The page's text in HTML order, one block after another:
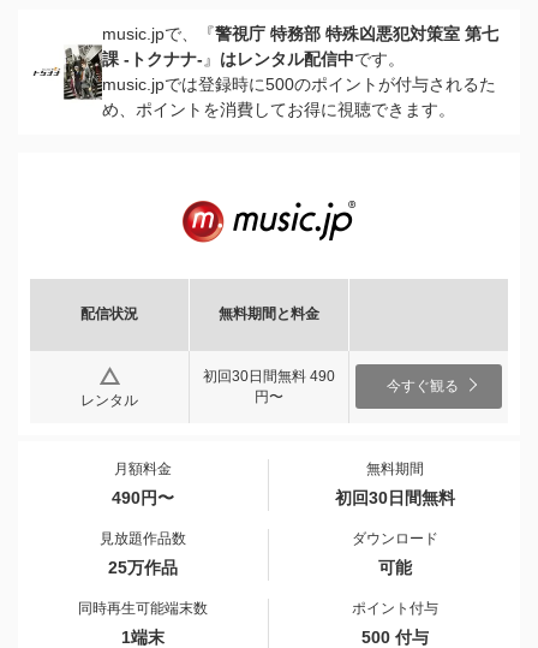
music.jpで、『警視庁 特務部 特殊凶悪犯対策室 第七
課 -トクナナ- 』 はレンタル配信中です。
music.jpでは登録時に500のポイントが付与されるた
め、ポイントを消費してお得に視聴できます。
配信状況 無料期間と料金
レンタル
初回30日間無料 490
円〜
今すぐ観る
月額料金
490円〜
無料期間
初回30日間無料
見放題作品数
25万作品
ダウンロード
可能
同時再生可能端末数
1端末
ポイント付与
500 付与